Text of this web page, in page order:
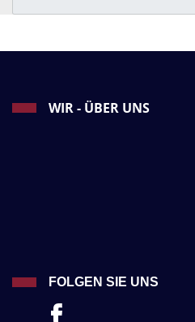
WIR - ÜBER UNS
FOLGEN SIE UNS